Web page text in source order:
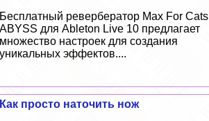
Бесплатный ревербератор Max For Cats
ABYSS для Ableton Live 10 предлагает
множество настроек для создания
уникальных эффектов....
Как просто наточить нож